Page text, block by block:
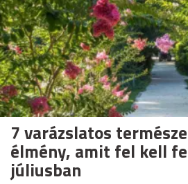
7 varázslatos
élmény, amit fel kell
júliusban